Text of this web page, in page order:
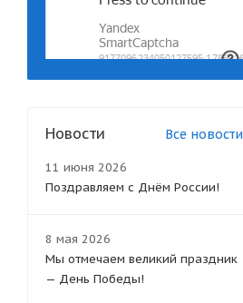
TITAN (Heavy) (4)
Topla (10)
Toyoko (10)
Акция, АКБ со скидкой (250)
35
Русская звезда (
6)
Новости Все новости
11 июня 2026
Поздравляем с Днём России!
8 мая 2026
Мы отмечаем великий праздник
— День Победы!